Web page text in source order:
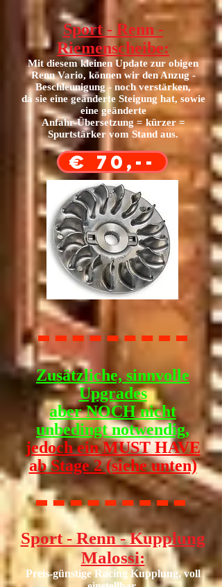
Sport - Renn -
Riemenscheibe:
Mit diesem kleinen Update zur obigen
Renn Vario, können wir den Anzug -
Beschleunigung - noch verstärken,
da sie eine geänderte Steigung hat, sowie
eine geänderte
Anfahr-Übersetzung = kürzer =
Spurtstärker vom Stand aus.
€ 70,--
Zusätzliche, sinnvolle
Upgrades
aber NOCH nicht
unbedingt notwendig,
jedoch ein MUST HAVE
ab Stage 2 (siehe unten)
Sport - Renn - Kupplung
Malossi:
Preis-günstige Racing Kupplung, voll